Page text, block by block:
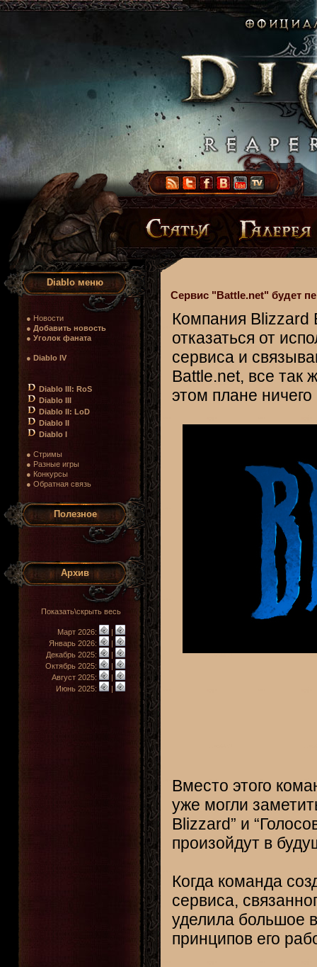
Diablo меню
● Новости
● Добавить новость
● Уголок фаната
● Diablo IV
Diablo III: RoS
Diablo III
Diablo II: LoD
Diablo II
Diablo I
● Стримы
● Разные игры
● Конкурсы
● Обратная связь
Полезное
Архив
Показать\скрыть весь
Март 2026:
|
Январь 2026:
|
Декабрь 2025:
|
Октябрь 2025:
|
Август 2025:
|
Июнь 2025:
|
Сервис "Battle.net" будет
Компания Blizzard
отказаться от
сервиса и
Battle.net, все так
этом плане
Вместо этого
уже могли
Blizzard” и
произойдут в
Когда команда
сервиса,
уделила большое
принципов его